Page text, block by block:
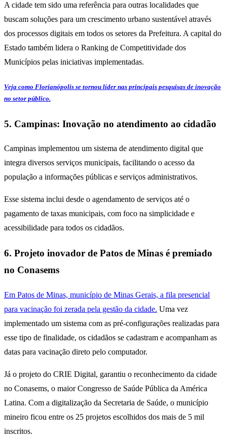
A cidade tem sido uma referência para outras localidades que
buscam soluções para um crescimento urbano sustentável através
dos processos digitais em todos os setores da Prefeitura. A capital do
Estado também lidera o Ranking de Competitividade dos
Municípios pelas iniciativas implementadas.
Veja como Florianópolis se tornou líder nas principais pesquisas de inovação
no setor público.
5. Campinas: Inovação no atendimento ao cidadão
Campinas implementou um sistema de atendimento digital que
integra diversos serviços municipais, facilitando o acesso da
população a informações públicas e serviços administrativos.
Esse sistema inclui desde o agendamento de serviços até o
pagamento de taxas municipais, com foco na simplicidade e
acessibilidade para todos os cidadãos.
6. Projeto inovador de Patos de Minas é premiado
no Conasems
Em Patos de Minas, município de Minas Gerais, a fila presencial
para vacinação foi zerada pela gestão da cidade. Uma vez
implementado um sistema com as pré-configurações realizadas para
esse tipo de finalidade, os cidadãos se cadastram e acompanham as
datas para vacinação direto pelo computador.
Já o projeto do CRIE Digital, garantiu o reconhecimento da cidade
no Conasems, o maior Congresso de Saúde Pública da América
Latina. Com a digitalização da Secretaria de Saúde, o município
mineiro ficou entre os 25 projetos escolhidos dos mais de 5 mil
inscritos.